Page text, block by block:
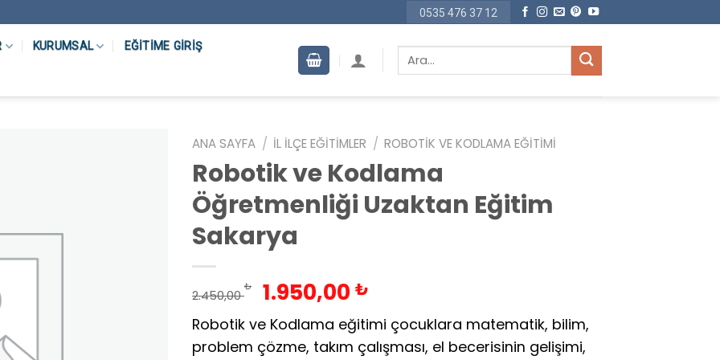
0535 476 37 12
KURUMSAL EĞITIME GIRIŞ Ara:
ANA SAYFA / İL İLÇE EĞITIMLER / ROBOTIK VE KODLAMA EĞITIMI
Robotik ve Kodlama
Öğretmenliği Uzaktan Eğitim
Sakarya
2.450,00
₺ Orijinal
fiyat:
2.450,00 ₺.
1.950,00 ₺Şu
andaki
fiyat:
1.950,00 ₺.
Robotik ve Kodlama eğitimi çocuklara matematik, bilim,
problem çözme, takım çalışması, el becerisinin gelişimi,